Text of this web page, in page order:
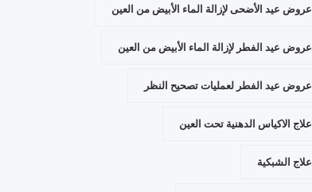
عروض عيد الأضحى لإزالة الماء الأبيض من العين
عروض عيد الفطر لإزالة الماء الأبيض من العين
عروض عيد الفطر لعمليات تصحيح النظر
علاج الاكياس الدهنية تحت العين
علاج الشبكية